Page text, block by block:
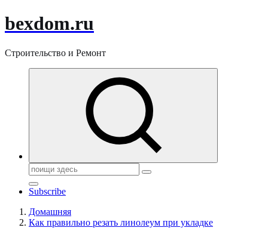
bexdom.ru
Строительство и Ремонт
Поиск:
Subscribe
Домашняя
Как правильно резать линолеум при укладке